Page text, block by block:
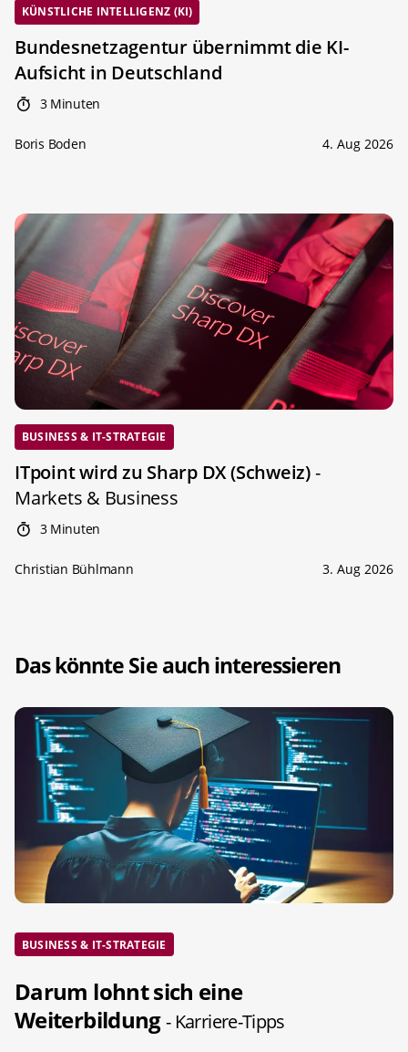
KÜNSTLICHE INTELLIGENZ (KI)
Bundesnetzagentur übernimmt die KI-
Aufsicht in Deutschland
3 Minuten
Boris Boden 4. Aug 2026
BUSINESS & IT-STRATEGIE
ITpoint wird zu Sharp DX (Schweiz)-
Markets & Business
3 Minuten
Christian Bühlmann 3. Aug 2026
Das könnte Sie auch interessieren
BUSINESS & IT-STRATEGIE
Darum lohnt sich eine
Weiterbildung- Karriere-Tipps